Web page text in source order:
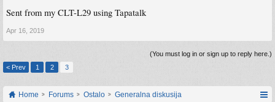
Sent from my CLT-L29 using Tapatalk
Apr 16, 2019
(You must log in or sign up to reply here.)
< Prev
1 2 3
Home Forums Ostalo Generalna diskusija